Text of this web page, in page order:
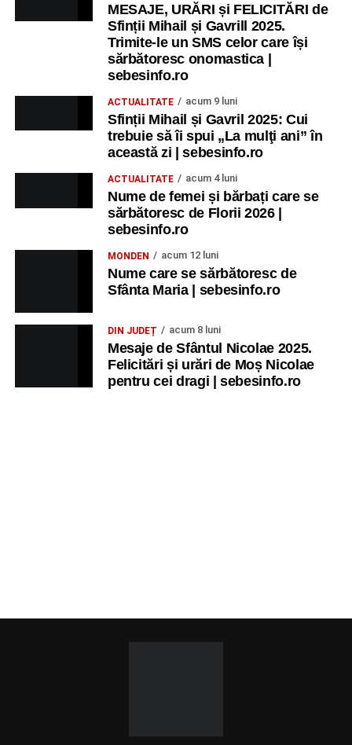
MESAJE, URĂRI și FELICITĂRI de
Sfinții Mihail și Gavrill 2025.
Trimite-le un SMS celor care își
sărbătoresc onomastica |
sebesinfo.ro
ACTUALITATE acum 9 luni
Sfinții Mihail și Gavril 2025: Cui
trebuie să îi spui „La mulţi ani” în
această zi | sebesinfo.ro
ACTUALITATE acum 4 luni
Nume de femei și bărbați care se
sărbătoresc de Florii 2026 |
sebesinfo.ro
MONDEN acum 12 luni
Nume care se sărbătoresc de
Sfânta Maria | sebesinfo.ro
DIN JUDEȚ acum 8 luni
Mesaje de Sfântul Nicolae 2025.
Felicitări și urări de Moș Nicolae
pentru cei dragi | sebesinfo.ro